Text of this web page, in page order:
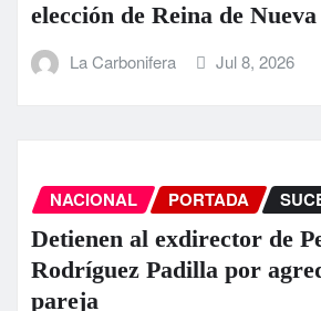
elección de Reina de
La Carbonifera Jul 8, 2026
NACIONAL PORTADA
Detienen al exdirector de
Rodríguez Padilla por
pareja